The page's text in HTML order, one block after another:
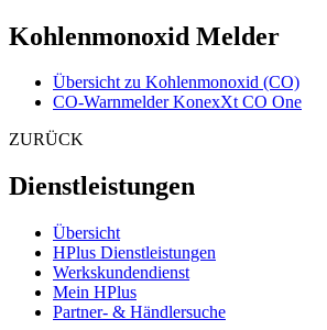
Kohlenmonoxid Melder
Übersicht zu Kohlenmonoxid (CO)
CO-Warnmelder KonexXt CO One
ZURÜCK
Dienstleistungen
Übersicht
HPlus Dienstleistungen
Werkskundendienst
Mein HPlus
Partner- & Händlersuche